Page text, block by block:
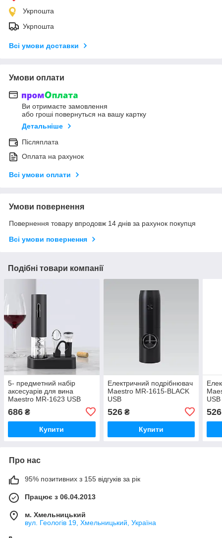
Укрпошта
Укрпошта
Всі умови доставки
Умови оплати
Ви отримаєте замовлення
або гроші повернуться на вашу картку
Детальніше
Післяплата
Оплата на рахунок
Всі умови оплати
Умови повернення
Повернення товару впродовж 14 днів за рахунок покупця
Всі умови повернення
Подібні товари компанії
5- предметний набір
аксесуарів для вина
Maestro MR-1623 USB
686 ₴
Купити
Електричний подрібнювач
Maestro MR-1615-BLACK
USB
526₴
Купити
USB
526
Про нас
95% позитивних з 155 відгуків за рік
Працює з 06.04.2013
м. Хмельницький
вул. Геологів 19, Хмельницький, Україна